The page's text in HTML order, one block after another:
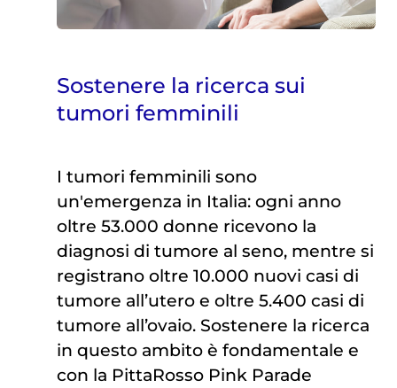
Sostenere la ricerca sui
tumori femminili
I tumori femminili sono
un'emergenza in Italia: ogni anno
oltre 53.000 donne ricevono la
diagnosi di tumore al seno, mentre si
registrano oltre 10.000 nuovi casi di
tumore all’utero e oltre 5.400 casi di
tumore all’ovaio. Sostenere la ricerca
in questo ambito è fondamentale e
con la PittaRosso Pink Parade